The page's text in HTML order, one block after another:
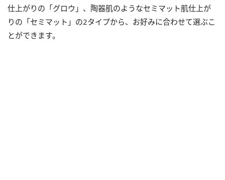
仕上がりの「グロウ」、陶器肌のようなセミマット肌仕上が
りの「セミマット」の2タイプから、お好みに合わせて選ぶこ
とができます。